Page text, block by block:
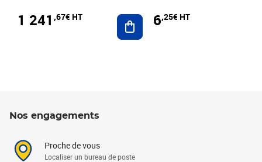
1 241 ,67€ HT Ajouter au panier
6,25€ HT
Nos engagements
Proche de vous
Localiser un bureau de poste